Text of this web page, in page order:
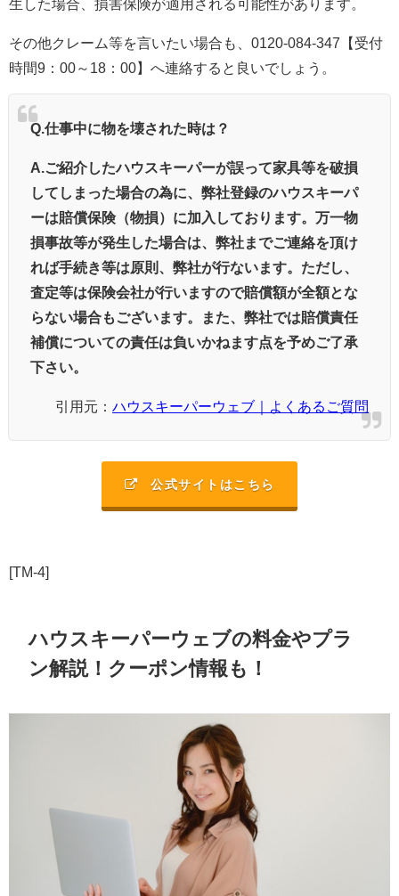
生した場合、損害保険が適用される可能性があります。
その他クレーム等を言いたい場合も、 0120-084-347 【受付
時間9：00～18：00】へ連絡すると良いでしょう。
Q. 仕事中に物を壊された時は？
A.ご紹介したハウスキーパーが誤って家具等を破損
してしまった場合の為に、弊社登録のハウスキーパ
ーは賠償保険（物損）に加入しております。万一物
損事故等が発生した場合は、弊社までご連絡を頂け
れば手続き等は原則、弊社が行ないます。ただし、
査定等は保険会社が行いますので賠償額が全額とな
らない場合もございます。また、弊社では賠償責任
補償についての責任は負いかねます点を予めご了承
下さい。
引用元： ハウスキーパーウェブ｜よくあるご質問
公式サイトはこちら
[TM-4]
ハウスキーパーウェブの料金やプラ
ン解説！クーポン情報も！